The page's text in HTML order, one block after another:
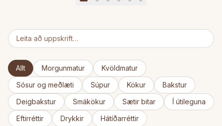
Allt Morgunmatur
Kvöldmatur
Sósur og meðlæti
Súpur Kökur
Bakstur
Deigbakstur
Smákökur Sætir bitar
Í útileguna
Eftirréttir
Drykkir Hátíðarréttir